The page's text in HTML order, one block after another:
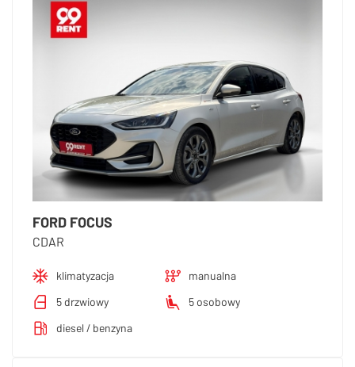
FORD FOCUS
CDAR
klimatyzacja
manualna
5 drzwiowy
5 osobowy
diesel / benzyna